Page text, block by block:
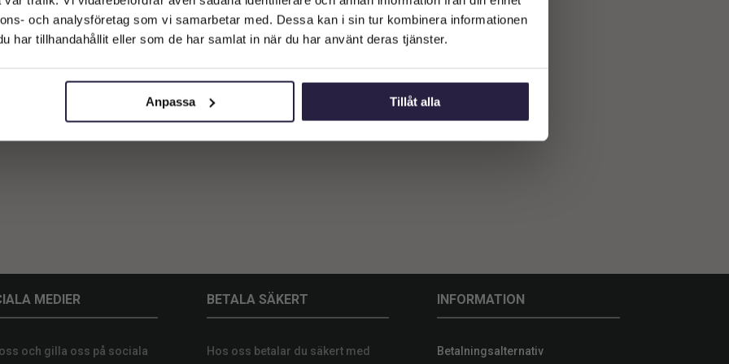
och analysföretag som vi samarbetar med. Dessa kan i sin tur kombinera informationen
har tillhandahållit eller som de har samlat in när du har använt deras tjänster.
Anpassa Tillåt alla
| Konstgjord Snittblomma
Från:79kr
Lägg till i varukorg
MEDIER
och gilla oss på sociala
BETALA SÄKERT
Hos oss betalar du säkert med
INFORMATION
Betalningsalternativ
Företagskund (exkl. moms)